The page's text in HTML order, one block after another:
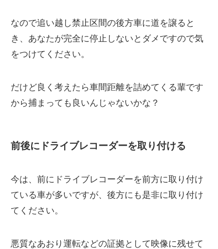
なので追い越し禁止区間の後方車に道を譲ると
き、あなたが完全に停止しないとダメですので気
をつけてください。
だけど良く考えたら車間距離を詰めてくる輩です
から捕まっても良いんじゃないかな？
前後にドライブレコーダーを取り付ける
今は、前にドライブレコーダーを前方に取り付け
ている車が多いですが、後方にも是非に取り付け
てください。
悪質なあおり運転などの証拠として映像に残せて